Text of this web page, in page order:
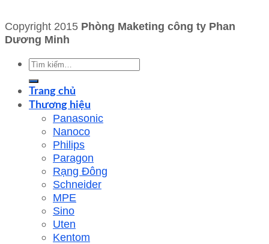
Copyright 2015 Phòng Maketing công ty Phan
Dương Minh
Tìm
Trang chủ
Thương hiệu
Panasonic
Nanoco
Philips
Paragon
Rạng Đông
Schneider
MPE
Sino
Uten
Kentom